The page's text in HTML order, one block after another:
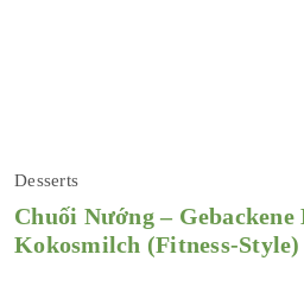
Desserts
Chuối Nướng –
Kokosmilch (Fitness-Style)